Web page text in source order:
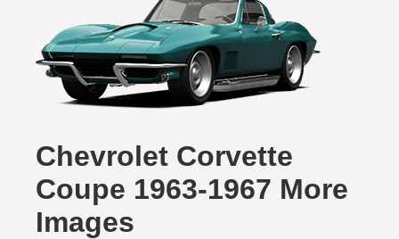
Chevrolet Corvette
Coupe 1963-1967 More
Images